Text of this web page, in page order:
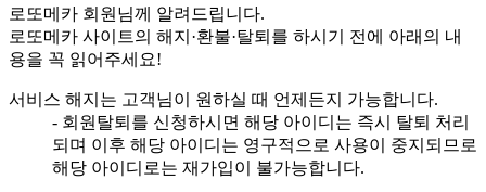
로또메카 회원님께 알려드립니다.
로또메카 사이트의 해지·환불·탈퇴를 하시기 전에 아래의 내
용을 꼭 읽어주세요!
서비스 해지는 고객님이 원하실 때 언제든지 가능합니다.
- 회원탈퇴를 신청하시면 해당 아이디는 즉시 탈퇴 처리
되며 이후 해당 아이디는 영구적으로 사용이 중지되므로
해당 아이디로는 재가입이 불가능합니다.